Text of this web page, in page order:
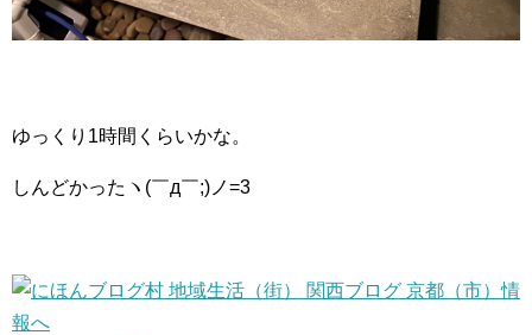
ゆっくり1時間くらいかな。
しんどかったヽ(￣д￣;)ノ=3